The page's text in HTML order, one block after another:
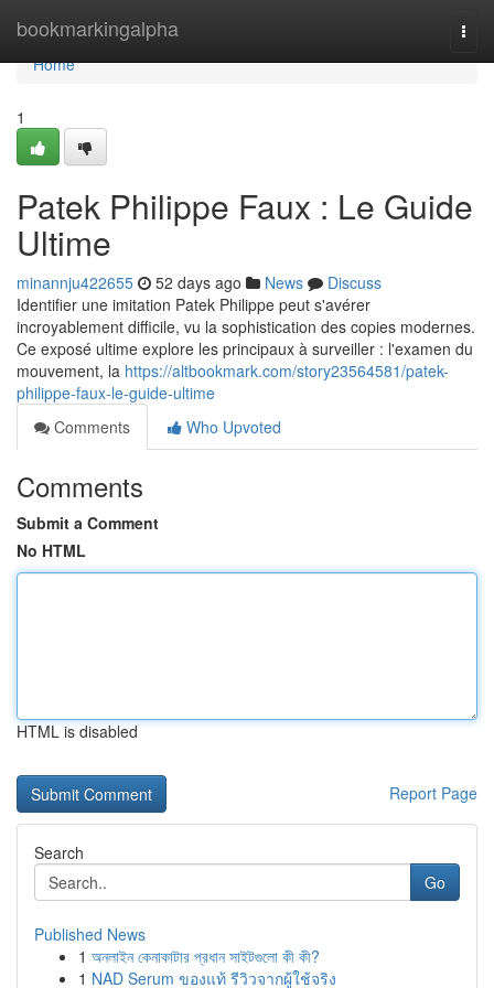
bookmarkingalpha
Home
Home
1
Patek Philippe Faux : Le Guide
Ultime
minannju422655 52 days ago News
Discuss
Identifier une imitation Patek Philippe peut s'avérer
incroyablement difficile, vu la sophistication des copies modernes.
Ce exposé ultime explore les principaux à surveiller : l'examen du
mouvement, la https://altbookmark.com/story23564581/patek-
philippe-faux-le-guide-ultime
Comments
Who Upvoted
Comments
Submit a Comment
No HTML
HTML is disabled
Report Page
Search
Go
Published News
1 অনলাইন কেনাকাটার প্রধান সাইটগুলো কী কী?
1 NAD Serum ของแท้ รีวิวจากผู้ใช้จริง